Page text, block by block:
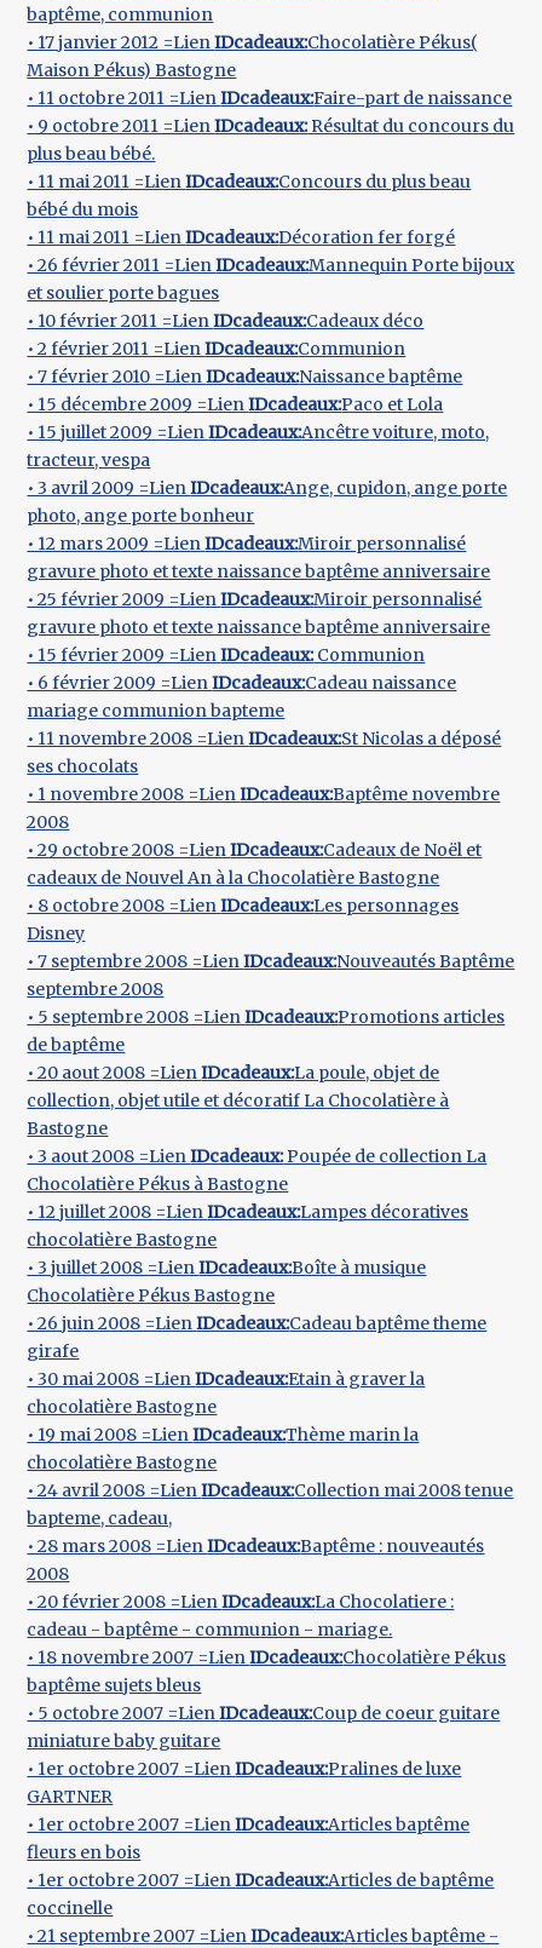
baptême, communion
• 17 janvier 2012 =LienIDcadeaux:Chocolatière Pékus(
Maison Pékus) Bastogne
• 11 octobre 2011 =LienIDcadeaux:Faire-part de naissance
• 9 octobre 2011 =LienIDcadeaux:Résultat du concours du
plus beau bébé.
• 11 mai 2011 =LienIDcadeaux:Concours du plus beau
bébé du mois
• 11 mai 2011 =LienIDcadeaux:Décoration fer forgé
• 26 février 2011 =LienIDcadeaux:Mannequin Porte bijoux
et soulier porte bagues
• 10 février 2011 =LienIDcadeaux:Cadeaux déco
• 2 février 2011 =LienIDcadeaux:Communion
• 7 février 2010 =LienIDcadeaux:Naissance baptême
• 15 décembre 2009 =LienIDcadeaux:Paco et Lola
• 15 juillet 2009 =LienIDcadeaux:Ancêtre voiture, moto,
tracteur, vespa
• 3 avril 2009 =LienIDcadeaux:Ange, cupidon, ange porte
photo, ange porte bonheur
• 12 mars 2009 =LienIDcadeaux:Miroir personnalisé
gravure photo et texte naissance baptême anniversaire
• 25 février 2009 =LienIDcadeaux:Miroir personnalisé
gravure photo et texte naissance baptême anniversaire
• 15 février 2009 =LienIDcadeaux:Communion
• 6 février 2009 =LienIDcadeaux:Cadeau naissance
mariage communion bapteme
• 11 novembre 2008 =LienIDcadeaux:St Nicolas a déposé
ses chocolats
• 1 novembre 2008 =LienIDcadeaux:Baptême novembre
2008
• 29 octobre 2008 =LienIDcadeaux:Cadeaux de Noël et
cadeaux de Nouvel An à la Chocolatière Bastogne
• 8 octobre 2008 =LienIDcadeaux:Les personnages
Disney
• 7 septembre 2008 =LienIDcadeaux:Nouveautés Baptême
septembre 2008
• 5 septembre 2008 =LienIDcadeaux:Promotions articles
de baptême
• 20 aout 2008 =LienIDcadeaux:La poule, objet de
collection, objet utile et décoratif La Chocolatière à
Bastogne
• 3 aout 2008 =LienIDcadeaux:Poupée de collection La
Chocolatière Pékus à Bastogne
• 12 juillet 2008 =LienIDcadeaux:Lampes décoratives
chocolatière Bastogne
• 3 juillet 2008 =LienIDcadeaux:Boîte à musique
Chocolatière Pékus Bastogne
• 26 juin 2008 =LienIDcadeaux:Cadeau baptême theme
girafe
• 30 mai 2008 =LienIDcadeaux:Etain à graver la
chocolatière Bastogne
• 19 mai 2008 =LienIDcadeaux:Thème marin la
chocolatière Bastogne
• 24 avril 2008 =LienIDcadeaux:Collection mai 2008 tenue
bapteme, cadeau,
• 28 mars 2008 =LienIDcadeaux:Baptême : nouveautés
2008
• 20 février 2008 =LienIDcadeaux:La Chocolatiere :
cadeau - baptême - communion - mariage.
• 18 novembre 2007 =LienIDcadeaux:Chocolatière Pékus
baptême sujets bleus
• 5 octobre 2007 =LienIDcadeaux:Coup de coeur guitare
miniature baby guitare
• 1er octobre 2007 =LienIDcadeaux:Pralines de luxe
GARTNER
• 1er octobre 2007 =LienIDcadeaux:Articles baptême
fleurs en bois
• 1er octobre 2007 =LienIDcadeaux:Articles de baptême
coccinelle
• 21 septembre 2007 =LienIDcadeaux:Articles baptême -